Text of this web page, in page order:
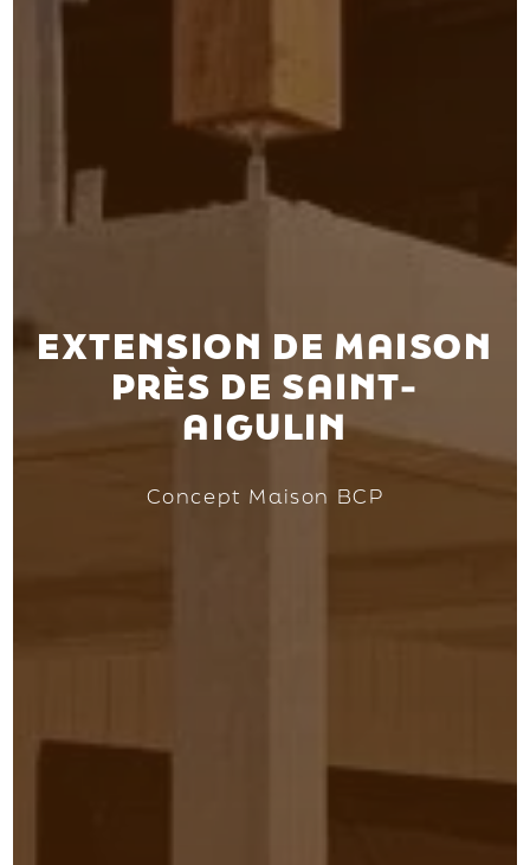
EXTENSION DE MAISON
PRÈS DE SAINT-
AIGULIN
Concept Maison BCP